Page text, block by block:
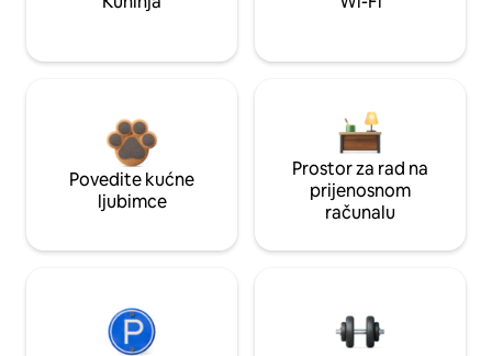
Povedite kućne
ljubimce
Prostor za rad na
prijenosnom
računalu